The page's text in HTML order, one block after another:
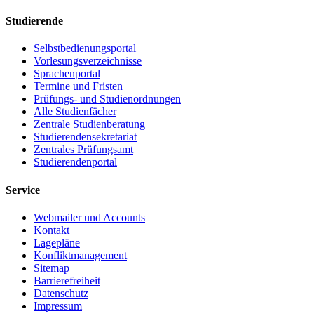
Studierende
Selbstbedienungsportal
Vorlesungsverzeichnisse
Sprachenportal
Termine und Fristen
Prüfungs- und Studienordnungen
Alle Studienfächer
Zentrale Studienberatung
Studierendensekretariat
Zentrales Prüfungsamt
Studierendenportal
Service
Webmailer und Accounts
Kontakt
Lagepläne
Konfliktmanagement
Sitemap
Barrierefreiheit
Datenschutz
Impressum